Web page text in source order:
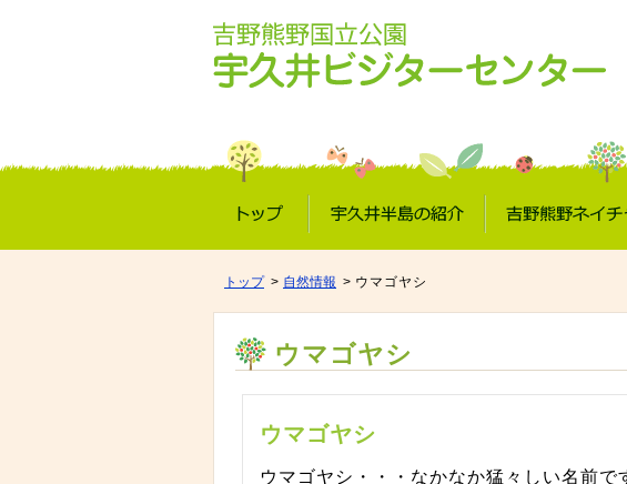
トップ 宇久井半島の紹介
吉野熊野
トップ 自然情報 ウマゴヤシ
ウマゴヤシ
ウマゴヤシ
ウマゴヤシ・・・なかなか猛々しい名前